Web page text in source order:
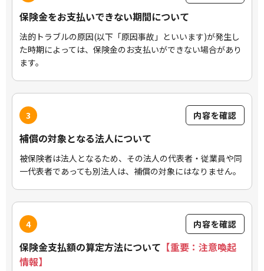
保険金をお支払いできない期間について
法的トラブルの原因(以下「原因事故」といいます)が発生し
た時期によっては、保険金のお支払いができない場合があり
ます。
3 内容を確認
補償の対象となる法人について
被保険者は法人となるため、その法人の代表者・従業員や同
一代表者であっても別法人は、補償の対象にはなりません。
4 内容を確認
保険金支払額の算定方法について 【重要：注意喚起
情報】